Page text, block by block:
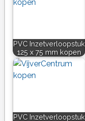
PVC Inzetverloopstuk
125 x 75 mm kopen
PVC Inzetverloopstuk